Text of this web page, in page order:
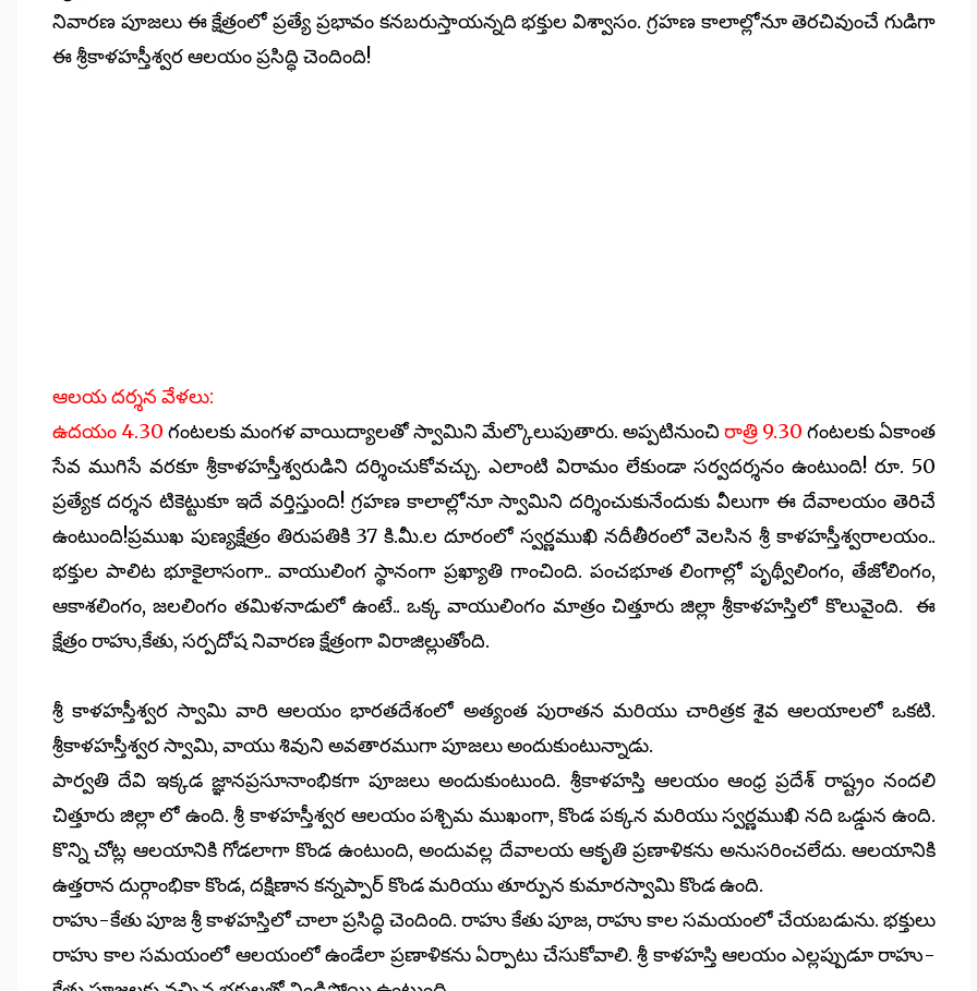
నివారణ పూజలు ఈ క్షేత్రంలో ప్రత్యే ప్రభావం కనబరుస్తాయన్నది భక్తుల విశ్వాసం. గ్రహణ కాలాల్లోనూ తెరచివుంచే గుడిగా
ఈ శ్రీకాళహస్తీశ్వర ఆలయం ప్రసిద్ధి చెందింది!
ఆలయ దర్శన వేళలు:
ఉదయం 4.30 గంటలకు మంగళ వాయిద్యాలతో స్వామిని మేల్కొలుపుతారు. అప్పటినుంచిరాత్రి 9.30 గంటలకు ఏకాంత
సేవ ముగిసే వరకూ శ్రీకాళహస్తీశ్వరుడిని దర్శించుకోవచ్చు. ఎలాంటి విరామం లేకుండా సర్వదర్శనం ఉంటుంది! రూ. 50
ప్రత్యేక దర్శన టికెట్టుకూ ఇదే వర్తిస్తుంది! గ్రహణ కాలాల్లోనూ స్వామిని దర్శించుకునేందుకు వీలుగా ఈ దేవాలయం తెరిచే
ఉంటుంది!ప్రముఖ పుణ్యక్షేత్రం తిరుపతికి 37 కి.మీ.ల దూరంలో స్వర్ణముఖి నదీతీరంలో వెలసిన శ్రీ కాళహస్తీశ్వరాలయం..
భక్తుల పాలిట భూకైలాసంగా.. వాయులింగ స్థానంగా ప్రఖ్యాతి గాంచింది. పంచభూత లింగాల్లో పృథ్వీలింగం, తేజోలింగం,
ఆకాశలింగం, జలలింగం తమిళనాడులో ఉంటే.. ఒక్క వాయులింగం మాత్రం చిత్తూరు జిల్లా శ్రీకాళహస్తిలో కొలువైంది. ఈ
క్షేత్రం రాహు,కేతు, సర్పదోష నివారణ క్షేత్రంగా విరాజిల్లుతోంది.
శ్రీ కాళహస్తీశ్వర స్వామి వారి ఆలయం భారతదేశంలో అత్యంత పురాతన మరియు చారిత్రక శైవ ఆలయాలలో ఒకటి.
శ్రీకాళహస్తీశ్వర స్వామి, వాయు శివుని అవతారముగా పూజలు అందుకుంటున్నాడు.
పార్వతి దేవి ఇక్కడ జ్ఞానప్రసూనాంభికగా పూజలు అందుకుంటుంది. శ్రీకాళహస్తి ఆలయం ఆంధ్ర ప్రదేశ్ రాష్ట్రం నందలి
చిత్తూరు జిల్లా లో ఉంది. శ్రీ కాళహస్తీశ్వర ఆలయం పశ్చిమ ముఖంగా, కొండ పక్కన మరియు స్వర్ణముఖి నది ఒడ్డున ఉంది.
కొన్ని చోట్ల ఆలయానికి గోడలాగా కొండ ఉంటుంది, అందువల్ల దేవాలయ ఆకృతి ప్రణాళికను అనుసరించలేదు. ఆలయానికి
ఉత్తరాన దుర్గాంభికా కొండ, దక్షిణాన కన్నప్పార్ కొండ మరియు తూర్పున కుమారస్వామి కొండ ఉంది.
రాహు-కేతు పూజ శ్రీ కాళహస్తిలో చాలా ప్రసిద్ధి చెందింది. రాహు కేతు పూజ, రాహు కాల సమయంలో చేయబడును. భక్తులు
రాహు కాల సమయంలో ఆలయంలో ఉండేలా ప్రణాళికను ఏర్పాటు చేసుకోవాలి. శ్రీ కాళహస్తి ఆలయం ఎల్లప్పుడూ రాహు-